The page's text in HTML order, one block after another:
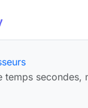
:
temps secondes,